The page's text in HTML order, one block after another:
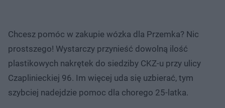
Chcesz pomóc w zakupie wózka dla Przemka? Nic
prostszego! Wystarczy przynieść dowolną ilość
plastikowych nakrętek do siedziby CKZ-u przy ulicy
Czaplinieckiej 96. Im więcej uda się uzbierać, tym
szybciej nadejdzie pomoc dla chorego 25-latka.